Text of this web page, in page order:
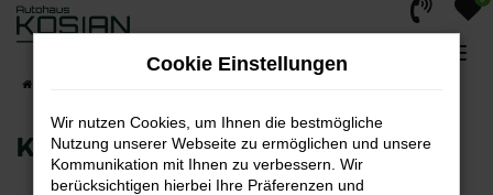
Zum
springen
Kfz-Reparaturbedingungen
Cookie Einstellungen
Wir nutzen Cookies, um Ihnen die bestmögliche
Nutzung unserer Webseite zu ermöglichen und unsere
Kommunikation mit Ihnen zu verbessern. Wir
berücksichtigen hierbei Ihre Präferenzen und